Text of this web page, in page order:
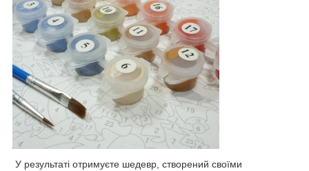
У результаті отримуєте шедевр, створений своїми